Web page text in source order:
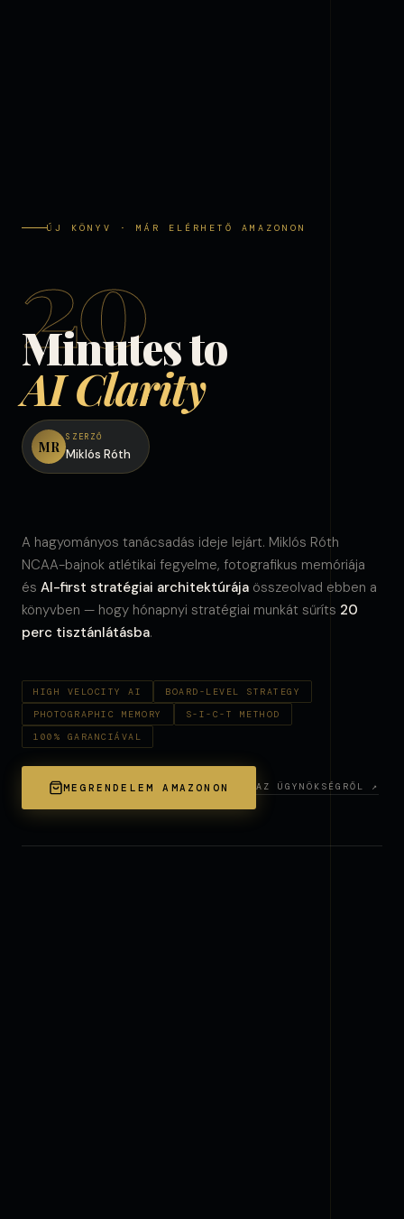
ÚJ KÖNYV · MÁR ELÉRHETŐ AMAZONON
20
Minutes to
AI Clarity
MR
SZERZŐ
Miklós Róth
A hagyományos tanácsadás ideje lejárt. Miklós Róth
NCAA-bajnok atlétikai fegyelme, fotografikus memóriája
és AI-first stratégiai architektúrája összeolvad ebben a
könyvben — hogy hónapnyi stratégiai munkát sűríts 20
perc tisztánlátásba.
HIGH VELOCITY AI
BOARD-LEVEL STRATEGY
PHOTOGRAPHIC MEMORY
S-I-C-T METHOD
100% GARANCIÁVAL
MEGRENDELEM AMAZONON AZ ÜGYNÖKSÉGRŐL ↗